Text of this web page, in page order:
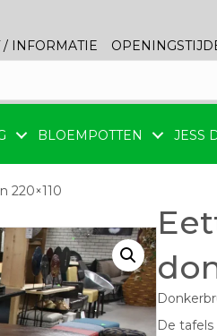
/ INFORMATIE
BLOEMPOTTEN JESS
220×110
De